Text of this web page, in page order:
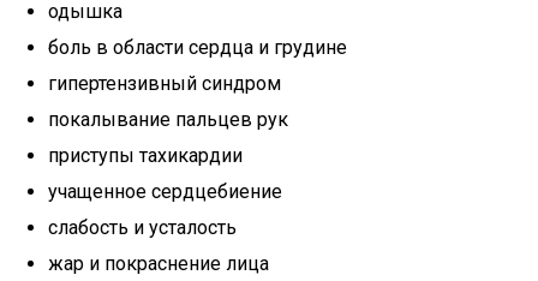
одышка
боль в области сердца и грудине
гипертензивный синдром
покалывание пальцев рук
приступы тахикардии
учащенное сердцебиение
слабость и усталость
жар и покраснение лица